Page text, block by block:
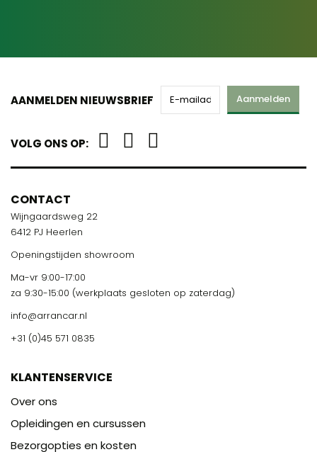
AANMELDEN NIEUWSBRIEF Aanmelden
VOLG ONS OP:
CONTACT
Wijngaardsweg 22
6412 PJ Heerlen
Openingstijden showroom
Ma-vr 9:00-17:00
za 9:30-15:00 (werkplaats gesloten op zaterdag)
info@arrancar.nl
+31 (0)45 571 0835
KLANTENSERVICE
Over ons
Opleidingen en cursussen
Bezorgopties en kosten